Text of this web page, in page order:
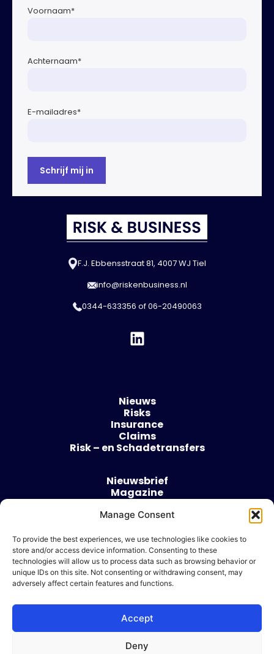
Manage Consent
To provide the best experiences, we use technologies like cookies to
store and/or access device information. Consenting to these
technologies will allow us to process data such as browsing behavior or
unique IDs on this site. Not consenting or withdrawing consent, may
adversely affect certain features and functions.
Accept
Deny
Voornaam*
Achternaam*
E-mailadres*
F.J. Ebbensstraat 81, 4007 WJ Tiel
info@riskenbusiness.nl
0344-633356 of06-20490063
Nieuws
Risks
Insurance
Claims
Risk – en Schadetransfers
Nieuwsbrief
Magazine
Over
Algemene voorwaarden
Cookie beleid
Ik wil adverteren